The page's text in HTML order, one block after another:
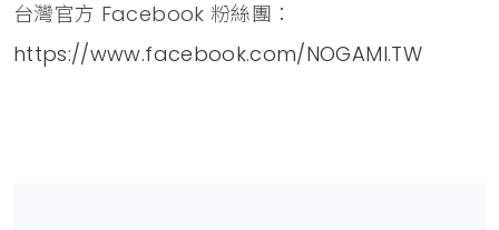
台灣官方 Facebook 粉絲團：
https://www.facebook.com/NOGAMI.TW